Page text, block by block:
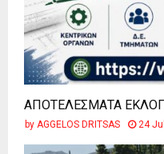
ΑΠΟΤΕΛΕΣΜΑΤΑ
by AGGELOS DRITSAS 24